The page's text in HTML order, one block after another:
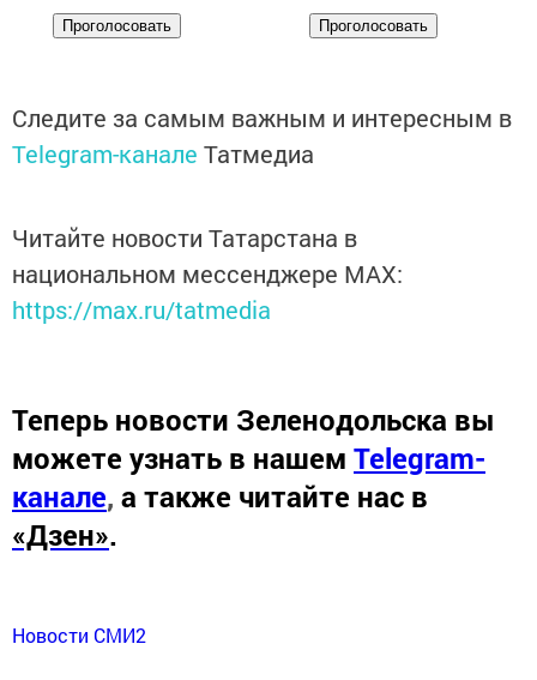
Следите за самым важным и интересным в
Telegram-канале Татмедиа
Читайте новости Татарстана в
национальном мессенджере MАХ:
https://max.ru/tatmedia
Теперь новости Зеленодольска вы
можете узнать в нашем Telegram-
канале, а также читайте нас в
«Дзен».
Новости СМИ2